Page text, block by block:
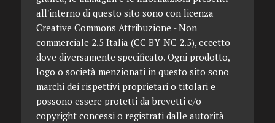
all'interno di questo sito sono con licenza
Creative Commons Attribuzione - Non
commerciale 2.5 Italia (CC BY-NC 2.5), eccetto
dove diversamente specificato. Ogni prodotto,
logo o società menzionati in questo sito sono
marchi dei rispettivi proprietari o titolari e
possono essere protetti da brevetti e/o
copyright concessi o registrati dalle autorità